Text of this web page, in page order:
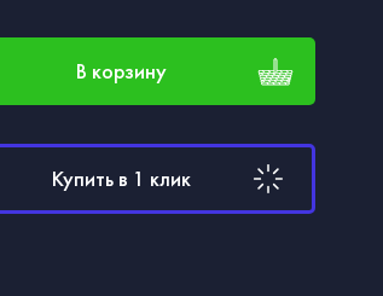
В корзину
Купить в 1 клик